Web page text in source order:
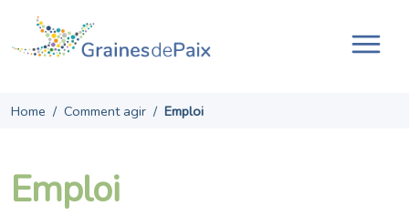
content
Home / Comment agir / Emploi
Emploi